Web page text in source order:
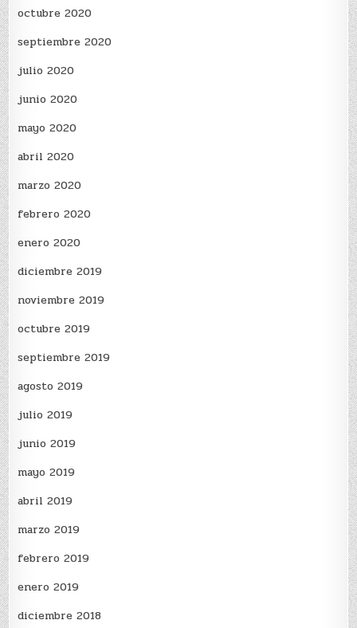
octubre 2020
septiembre 2020
julio 2020
junio 2020
mayo 2020
abril 2020
marzo 2020
febrero 2020
enero 2020
diciembre 2019
noviembre 2019
octubre 2019
septiembre 2019
agosto 2019
julio 2019
junio 2019
mayo 2019
abril 2019
marzo 2019
febrero 2019
enero 2019
diciembre 2018